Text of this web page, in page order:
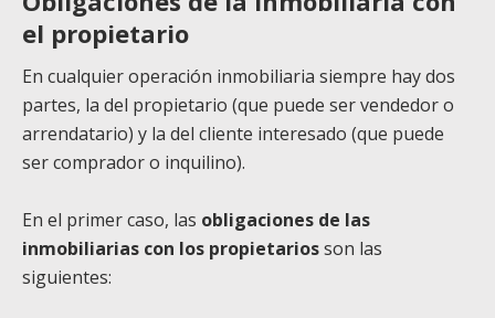
el propietario
En cualquier operación inmobiliaria siempre hay dos
partes, la del propietario (que puede ser vendedor o
arrendatario) y la del cliente interesado (que puede
ser comprador o inquilino).
En el primer caso, las obligaciones de las
inmobiliarias con los propietariosson las
siguientes: